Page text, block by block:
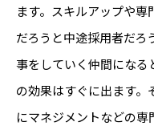
ます。スキルアップや
だろうと中途採用者だ
事をしていく仲間になる
の効果はすぐに出ます
にマネジメントなどの